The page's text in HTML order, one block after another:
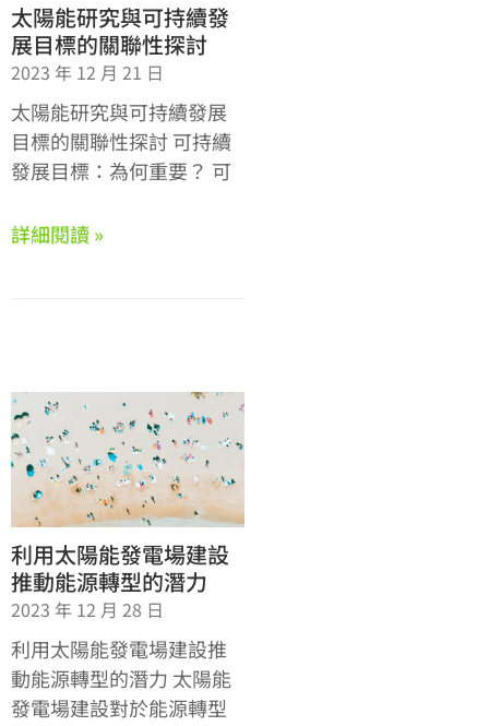
太陽能研究與可持續發
展目標的關聯性探討
2023 年 12 月 21 日
太陽能研究與可持續發展
目標的關聯性探討 可持續
發展目標：為何重要？ 可
詳細閱讀 »
利用太陽能發電場建設
推動能源轉型的潛力
2023 年 12 月 28 日
利用太陽能發電場建設推
動能源轉型的潛力 太陽能
發電場建設對於能源轉型